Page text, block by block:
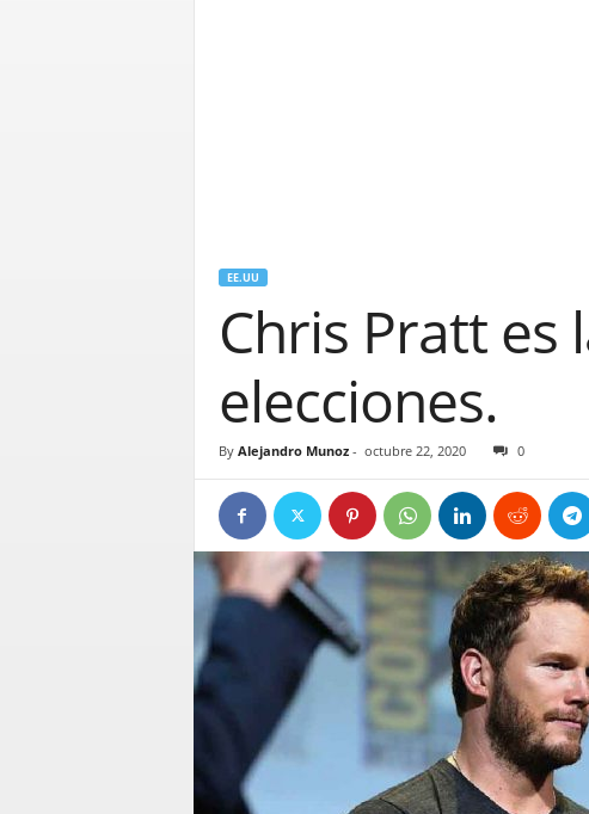
EE.UU
Chris Pratt es
elecciones.
By Alejandro Munoz- octubre 22, 2020 0